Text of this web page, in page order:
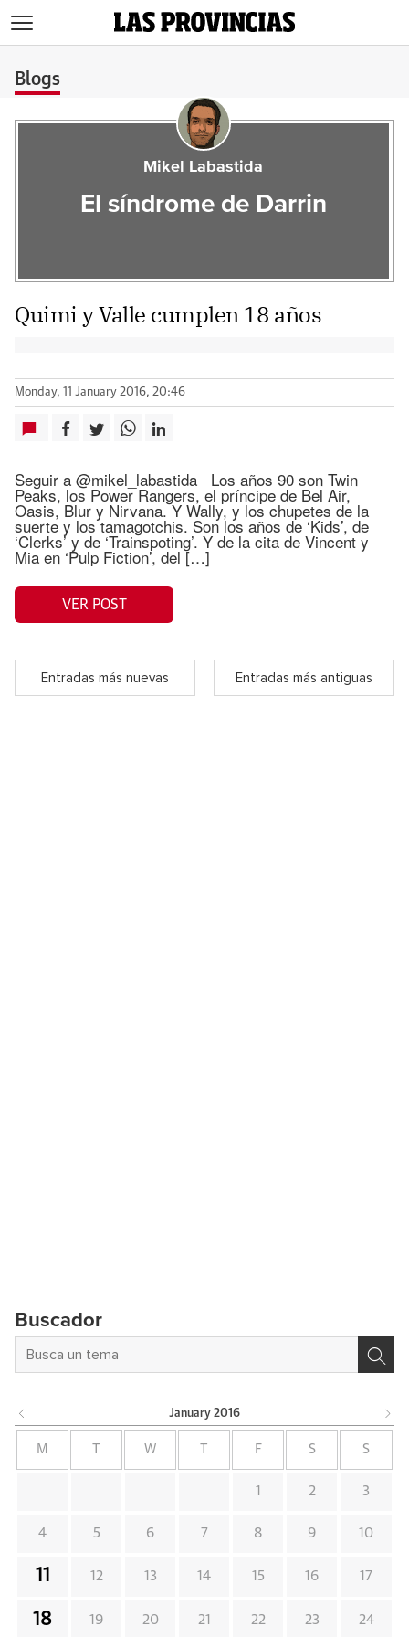
Blogs
Mikel Labastida
El síndrome de Darrin
Quimi y Valle cumplen 18 años
Monday, 11 January 2016, 20:46
Seguir a @mikel_labastida Los años 90 son Twin
Peaks, los Power Rangers, el príncipe de Bel Air,
Oasis, Blur y Nirvana. Y Wally, y los chupetes de la
suerte y los tamagotchis. Son los años de ‘Kids’, de
‘Clerks’ y de ‘Trainspoting’. Y de la cita de Vincent y
Mia en ‘Pulp Fiction’, del […]
VER POST
Entradas más nuevas Entradas más antiguas
Buscador
January 2016
M W F S S
1 2 3
4 5 6 7 8 9 10
11 12 13 14 15 16 17
18 19 20 21 22 23 24